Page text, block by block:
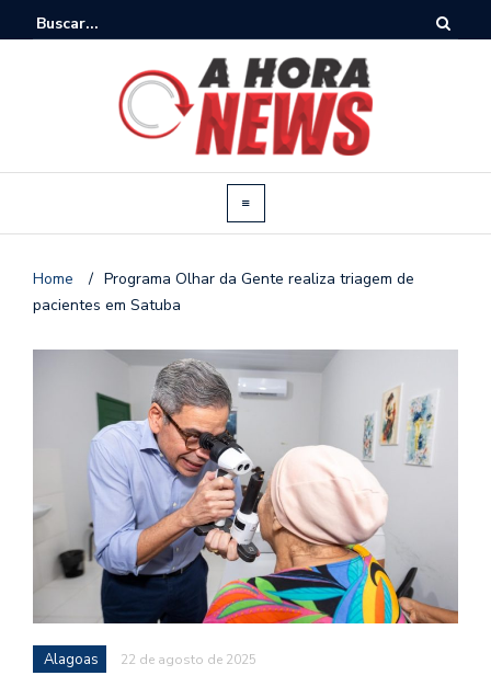
Home / Programa Olhar da Gente realiza triagem de
pacientes em Satuba
Alagoas 22 de agosto de 2025